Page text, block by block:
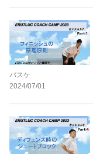
バスケ
2024/07/01